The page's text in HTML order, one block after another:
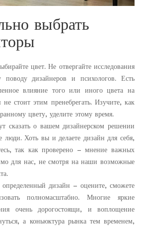
выбрать
цвет. Не отвергайте исследования
дизайнеров и психологов. Есть
влияние того или иного цвета на
стоит этим пренебрегать. Изучите, как
цвету, уделите этому время.
сказать о вашем дизайнерском решении
люди. Хоть вы и делаете дизайн для себя,
так как проверено – мнение важных
для нас, не смотря на наши возможные
дизайн – оцените, сможете
полномасштабно. Многие яркие
очень дорогостоящи, и воплощение
а коньюктура рынка тем временем,